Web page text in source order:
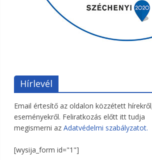
Hírlevél
Email értesítő az oldalon közzétett
eseményekről. Feliratkozás előtt itt tudja
megismerni az Adatvédelmi szabályzatot.
[wysija_form id="1"]